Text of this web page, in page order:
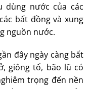
dùng nước của các
bất đồng và xung
nguồn nước.
đây ngày càng bất
giông tố, bão lũ có
trọng đến nền